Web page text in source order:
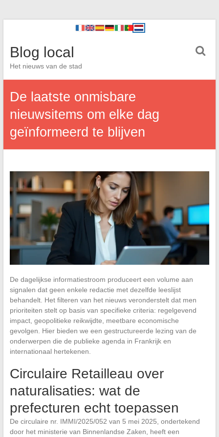
Blog local
Het nieuws van de stad
De laatste onmisbare
nieuwsitems om elke dag
geïnformeerd te blijven
De dagelijkse informatiestroom produceert een volume aan
signalen dat geen enkele redactie met dezelfde leeslijst
behandelt. Het filteren van het nieuws veronderstelt dat men
prioriteiten stelt op basis van specifieke criteria: regelgevend
impact, geopolitieke reikwijdte, meetbare economische
gevolgen. Hier bieden we een gestructureerde lezing van de
onderwerpen die de publieke agenda in Frankrijk en
internationaal hertekenen.
Circulaire Retailleau over
naturalisaties: wat de
prefecturen echt toepassen
De circulaire nr. IMMI/2025/052 van 5 mei 2025, ondertekend
door het ministerie van Binnenlandse Zaken, heeft een